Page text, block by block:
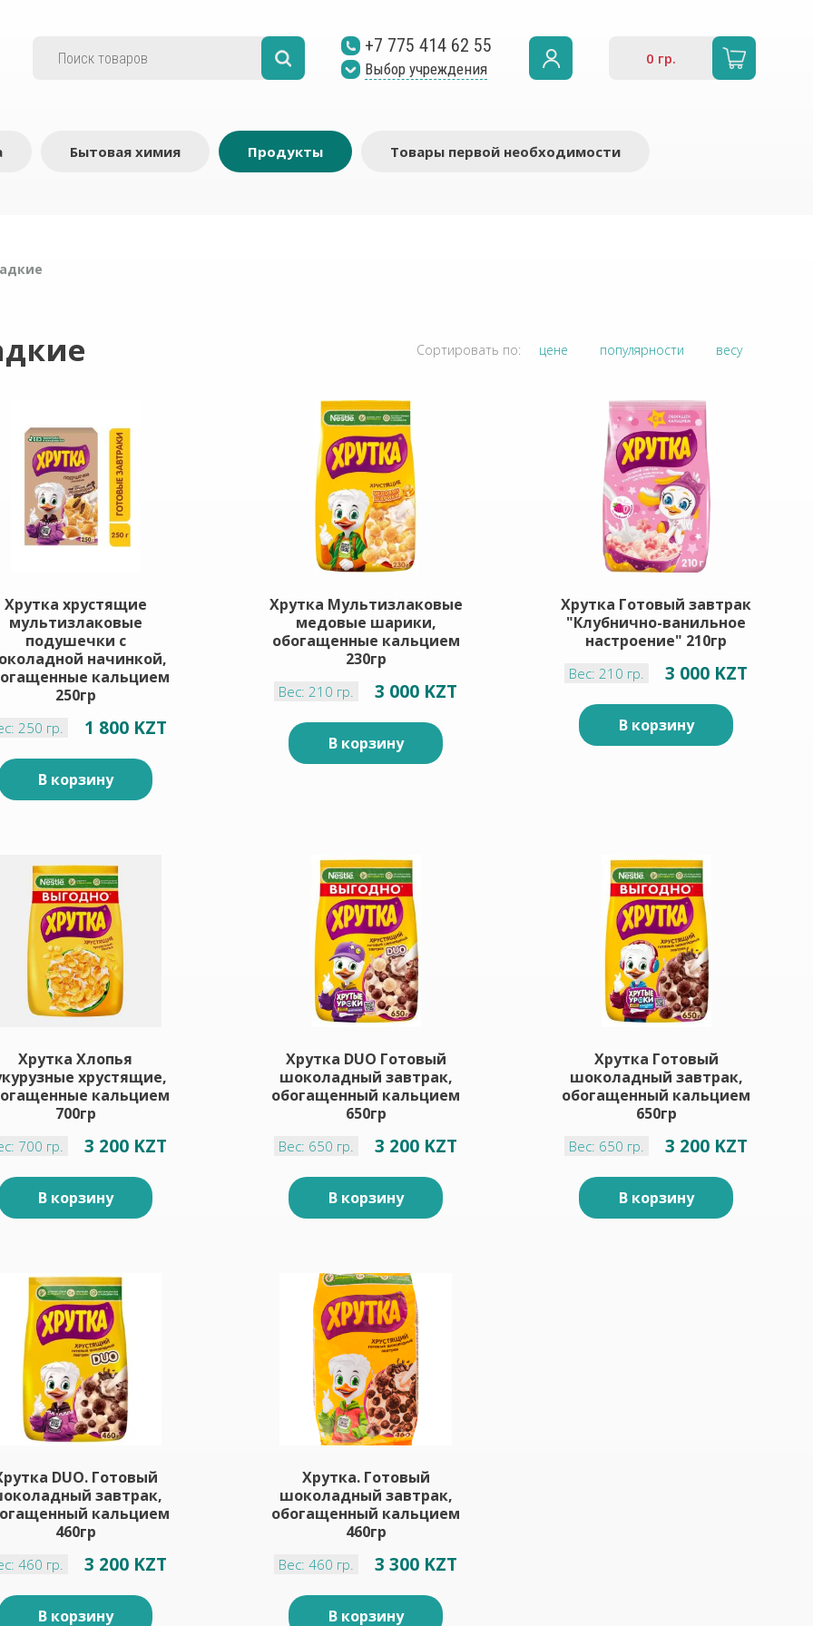
+7 775 414 62 55
Выбор учреждения
0 гр.
Бытовая химия Продукты Товары первой необходимости
Сортировать по: цене популярности весу
Хрутка хрустящие
мультизлаковые
подушечки с
начинкой,
кальцием
250гр
250 гр. 1 800 KZT
В корзину
Хрутка Мультизлаковые
медовые шарики,
обогащенные кальцием
230гр
Вес: 210 гр. 3 000 KZT
В корзину
Хрутка Готовый завтрак
"Клубнично-ванильное
настроение" 210гр
Вес: 210 гр. 3 000 KZT
В корзину
Хрутка Хлопья
хрустящие,
кальцием
700гр
700 гр. 3 200 KZT
В корзину
Хрутка DUO Готовый
шоколадный завтрак,
обогащенный кальцием
650гр
Вес: 650 гр. 3 200 KZT
В корзину
Хрутка Готовый
шоколадный завтрак,
обогащенный кальцием
650гр
Вес: 650 гр. 3 200 KZT
В корзину
DUO. Готовый
завтрак,
кальцием
460гр
460 гр. 3 200 KZT
В корзину
Хрутка. Готовый
шоколадный завтрак,
обогащенный кальцием
460гр
Вес: 460 гр. 3 300 KZT
В корзину